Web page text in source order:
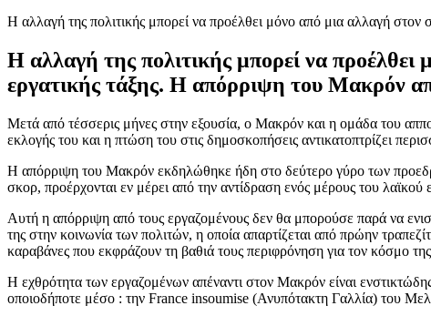
Η αλλαγή της πολιτικής μπορεί να προέλθει μόνο από μια αλλαγή στον
Η αλλαγή της πολιτικής μπορεί να
εργατικής τάξης. Η απόρριψη του Μακρόν
Μετά από τέσσερις μήνες στην εξουσία, ο Μακρόν και η ομάδα του
εκλογής του και η πτώση του στις δημοσκοπήσεις αντικατοπτρίζει
Η απόρριψη του Mακρόν εκδηλώθηκε ήδη στο δεύτερο γύρο των
σκορ, προέρχονται εν μέρει από την αντίδραση ενός μέρους του
Αυτή η απόρριψη από τους εργαζομένους δεν θα μπορούσε παρά να
της στην κοινωνία των πολιτών, η οποία απαρτίζεται από πρώην
καραβάνες που εκφράζουν τη βαθιά τους περιφρόνηση για τον κόσμο
Η εχθρότητα των εργαζομένων απέναντι στον Mακρόν είναι
οποιοδήποτε μέσο : την France insoumise (Ανυπότακτη Γαλλία) του